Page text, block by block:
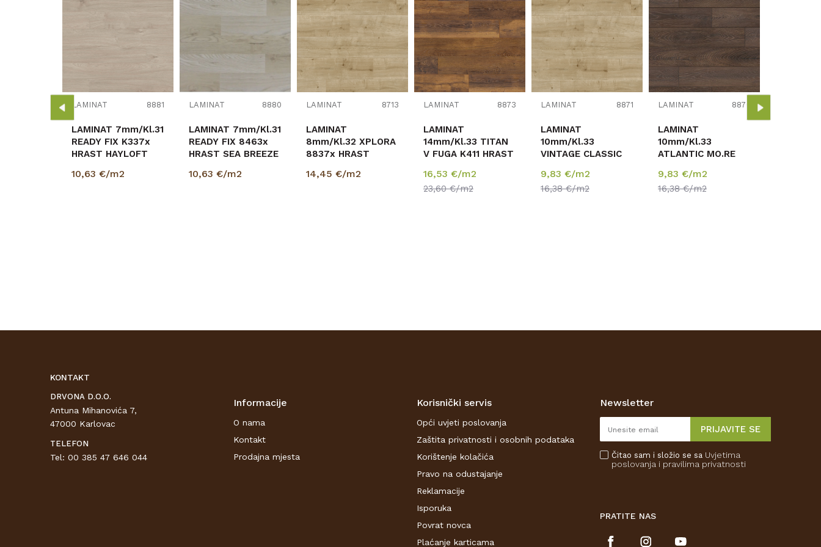
LAMINAT 8881
LAMINAT 7mm/Kl.31
READY FIX K337x
HRAST HAYLOFT
10,63 €/m2
LAMINAT 8880
LAMINAT 7mm/Kl.31
READY FIX 8463x
HRAST SEA BREEZE
10,63 €/m2
LAMINAT 8713
LAMINAT
8mm/Kl.32 XPLORA
8837x HRAST
p=2,4615 m2
14,45 €/m2
LAMINAT 8873
LAMINAT
14mm/Kl.33 TITAN
V FUGA K411 HRAST
16,53 €/m2
23,60€/m2
LAMINAT 8871
LAMINAT
10mm/Kl.33
VINTAGE CLASSIC
HRAST
BLACKWATER
9,83 €/m2
16,38€/m2
LAMINAT 8870
LAMINAT
10mm/Kl.33
ATLANTIC MO.RE
HRAST ESPRESO
CARPENTER p=1,76
9,83 €/m2
16,38€/m2
KONTAKT
DRVONA D.O.O.
Antuna Mihanovića 7,
47000 Karlovac
TELEFON
Tel: 00 385 47 646 044
Informacije
O nama
Kontakt
Prodajna mjesta
Korisnički servis
Opći uvjeti poslovanja
Zaštita privatnosti i osobnih podataka
Korištenje kolačića
Pravo na odustajanje
Reklamacije
Isporuka
Povrat novca
Plaćanje karticama
Newsletter
PRIJAVITE SE
Čitao sam i složio se sa Uvjetima
poslovanja i pravilima privatnosti
PRATITE NAS